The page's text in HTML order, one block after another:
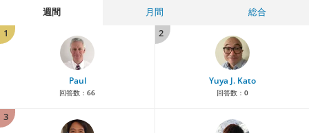
週間 月間
総合
1
Paul
回答数： 66
2
Yuya J. Kato
回答数： 0
3